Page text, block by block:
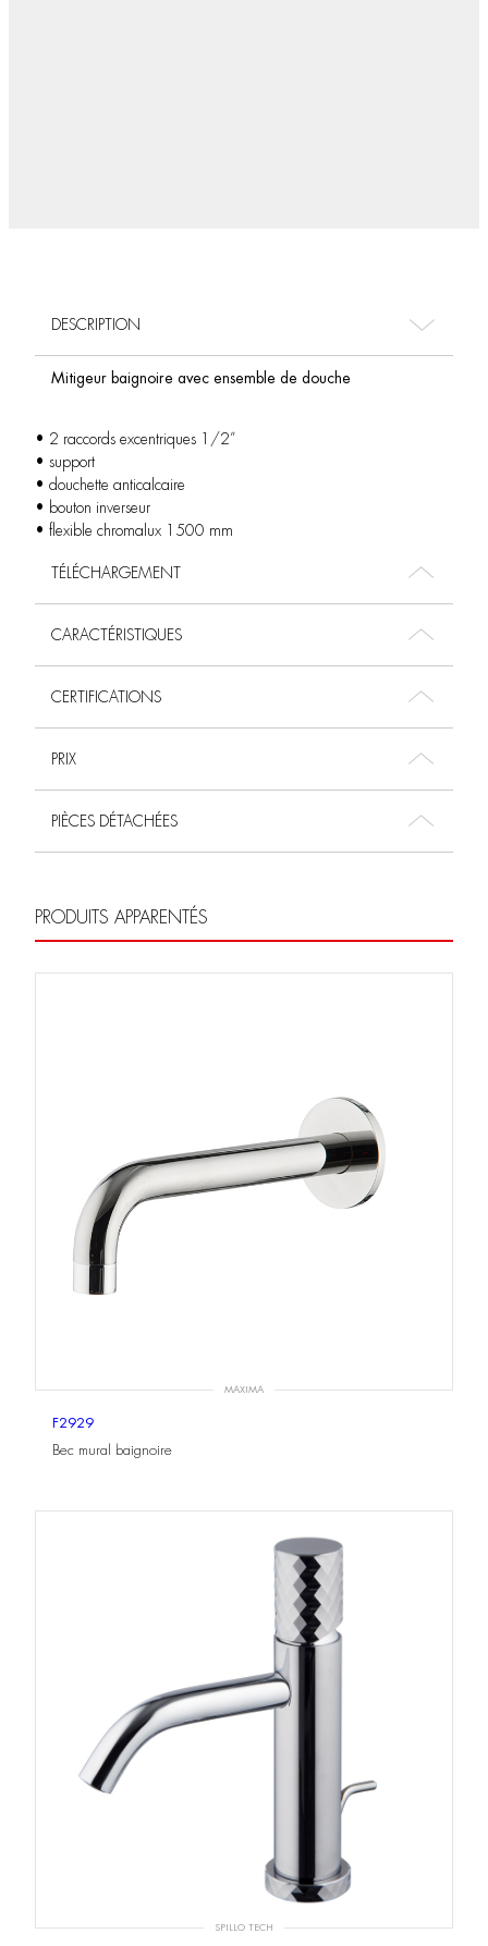
DESCRIPTION
Mitigeur baignoire avec ensemble de douche
• 2 raccords excentriques 1/2”
• support
• douchette anticalcaire
• bouton inverseur
• flexible chromalux 1500 mm
TÉLÉCHARGEMENT
CARACTÉRISTIQUES
CERTIFICATIONS
PRIX
PIÈCES DÉTACHÉES
PRODUITS APPARENTÉS
MAXIMA
F2929
Bec mural baignoire
SPILLO TECH